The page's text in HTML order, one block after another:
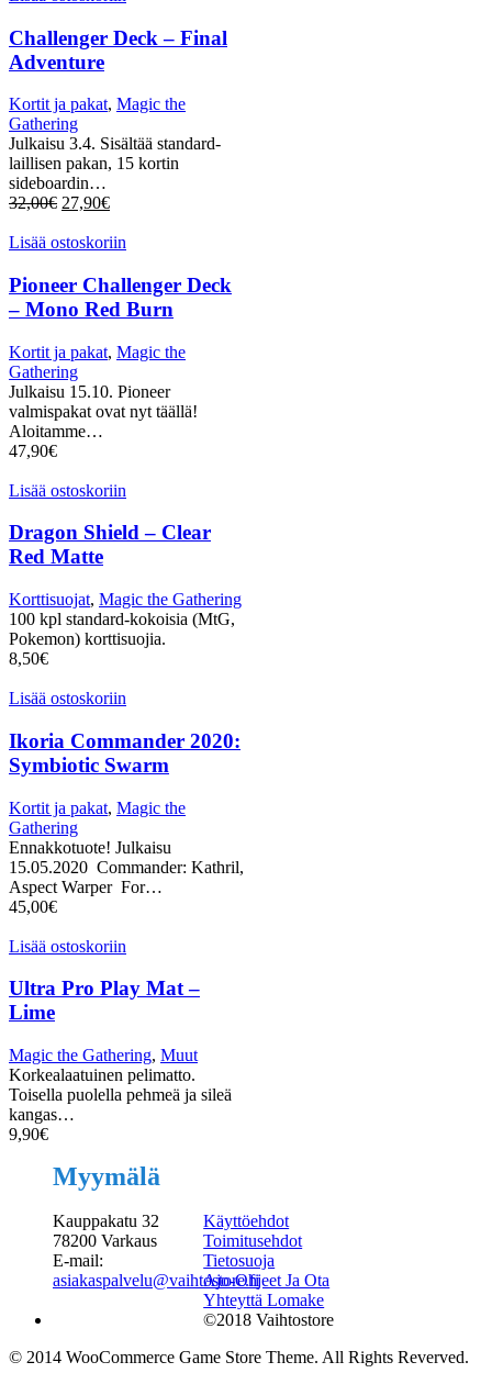
Challenger Deck – Final
Adventure
Kortit ja pakat, Magic the
Gathering
Julkaisu 3.4. Sisältää standard-
laillisen pakan, 15 kortin
sideboardin…
32,00€ 27,90€
Lisää ostoskoriin
Pioneer Challenger Deck
– Mono Red Burn
Kortit ja pakat, Magic the
Gathering
Julkaisu 15.10. Pioneer
valmispakat ovat nyt täällä!
Aloitamme…
47,90€
Lisää ostoskoriin
Dragon Shield – Clear
Red Matte
Korttisuojat, Magic the Gathering
100 kpl standard-kokoisia (MtG,
Pokemon) korttisuojia.
8,50€
Lisää ostoskoriin
Ikoria Commander 2020:
Symbiotic Swarm
Kortit ja pakat, Magic the
Gathering
Ennakkotuote! Julkaisu
15.05.2020 Commander: Kathril,
Aspect Warper For…
45,00€
Lisää ostoskoriin
Ultra Pro Play Mat –
Lime
Magic the Gathering, Muut
Korkealaatuinen pelimatto.
Toisella puolella pehmeä ja sileä
kangas…
9,90€
Myymälä
Kauppakatu 32
78200 Varkaus
E-mail:
asiakaspalvelu@vaihtostore.fi
Käyttöehdot
Toimitusehdot
Tietosuoja
Ajo-Ohjeet Ja Ota
Yhteyttä Lomake
©2018 Vaihtostore
© 2014 WooCommerce Game Store Theme. All Rights Reverved.